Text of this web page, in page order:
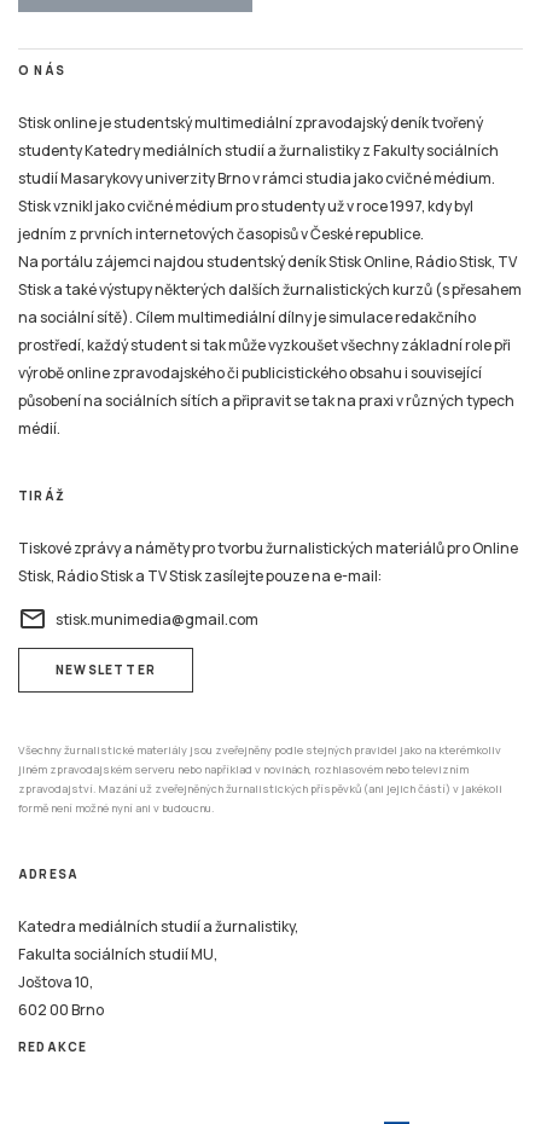
O NÁS
Stisk online je studentský multimediální zpravodajský deník tvořený
studií Masarykovy univerzity Brno v rámci studia jako cvičné médium.
Stisk vznikl jako cvičné médium pro studenty už v roce 1997, kdy byl
jedním z prvních internetových časopisů v České republice.
Na portálu zájemci najdou studentský deník Stisk Online, Rádio Stisk, TV
Stisk a také výstupy některých dalších žurnalistických kurzů (s přesahem
na sociální sítě). Cílem multimediální dílny je simulace redakčního
prostředí, každý student si tak může vyzkoušet všechny základní role při
výrobě online zpravodajského či publicistického obsahu i související
působení na sociálních sítích a připravit se tak na praxi v různých typech
médií.
TIRÁŽ
Tiskové zprávy a náměty pro tvorbu žurnalistických materiálů pro Online
email stisk.munimedia@gmail.com
NEWSLETTER
Všechny žurnalistické materiály jsou zveřejněny podle stejných pravidel jako na kterémkoliv
formě není možné nyní ani v budoucnu.
ADRESA
Katedra mediálních studií a žurnalistiky,
Joštova 10,
602 00 Brno
REDAKCE